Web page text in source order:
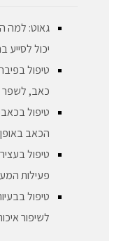
גאוט: למה
יכול
טיפול
כאב, לשפר
טיפול
הכאב
טיפול
פעילות
טיפול
לשיפור